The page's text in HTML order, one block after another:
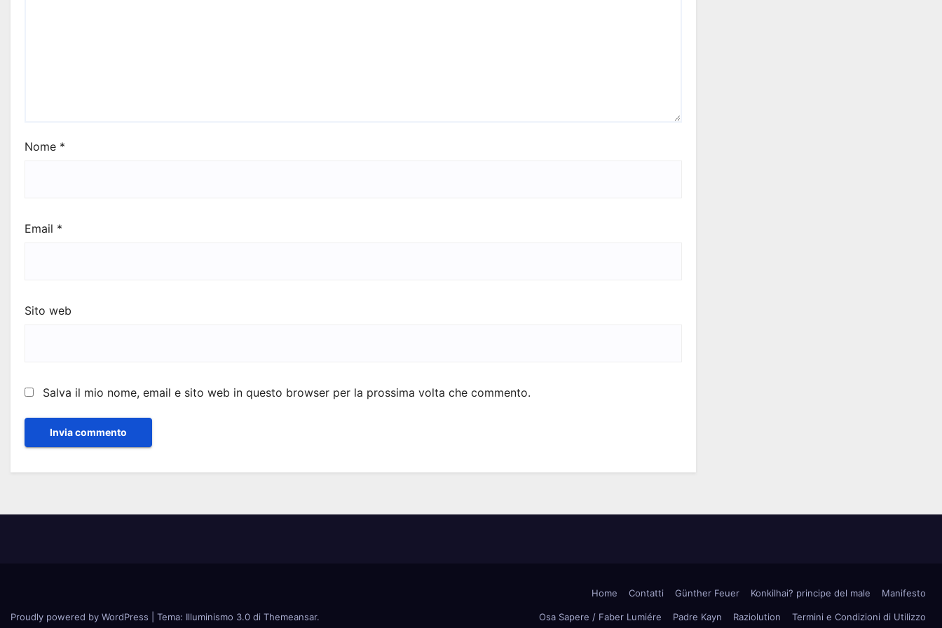
Nome *
Email *
Sito web
Salva il mio nome, email e sito web in questo browser per la prossima volta che commento.
Proudly powered by WordPress Tema: Illuminismo 3.0 di Themeansar.
Home Contatti Günther Feuer Konkilhai? principe del male Manifesto
Osa Sapere / Faber Lumiére Padre Kayn Raziolution Termini e Condizioni di Utilizzo